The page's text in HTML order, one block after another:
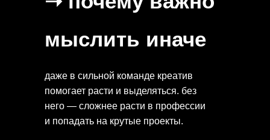
даже в сильной команде креатив
помогает расти и выделяться. без
него — сложнее расти в профессии
и попадать на крутые проекты.
мыслить иначе